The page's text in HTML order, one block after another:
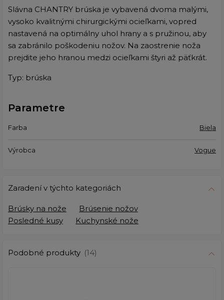
Slávna CHANTRY brúska je vybavená dvoma malými,
vysoko kvalitnými chirurgickými ocieľkami, vopred
nastavená na optimálny uhol hrany a s pružinou, aby
sa zabránilo poškodeniu nožov. Na zaostrenie noža
prejdite jeho hranou medzi ocieľkami štyri až päťkrát.
Typ: brúska
Parametre
Farba Biela
Výrobca Vogue
Zaradení v týchto kategoriách
Brúsky na nože
Brúsenie nožov
Posledné kusy
Kuchynské nože
Podobné produkty (14)